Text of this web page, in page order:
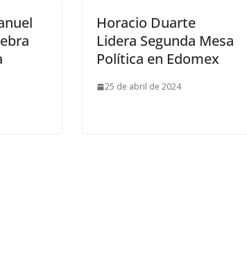
Horacio Duarte
Lidera Segunda Mesa
Política en Edomex
25 de abril de 2024